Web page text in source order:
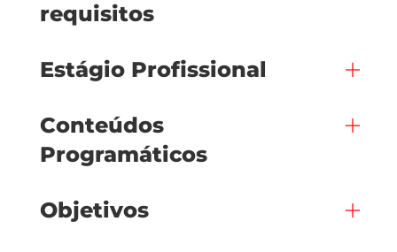
requisitos
Estágio Profissional
Conteúdos
Programáticos
Objetivos